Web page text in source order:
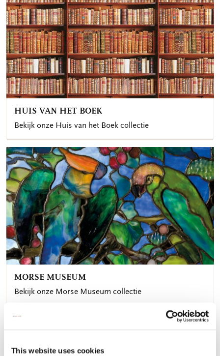
This website uses cookies
HUIS VAN HET BOEK
Bekijk onze Huis van het Boek collectie
MORSE MUSEUM
Bekijk onze Morse Museum collectie